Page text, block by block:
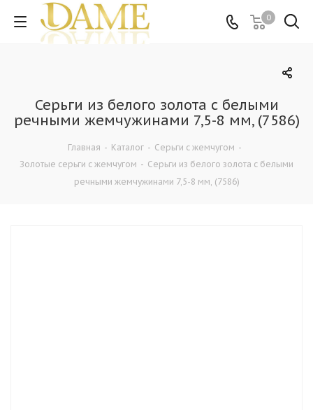
0
Серьги из белого золота с белыми
речными жемчужинами 7,5-8 мм, (7586)
Главная - Каталог - Серьги с жемчугом -
Золотые серьги с жемчугом - Серьги из белого золота с белыми
речными жемчужинами 7,5-8 мм, (7586)